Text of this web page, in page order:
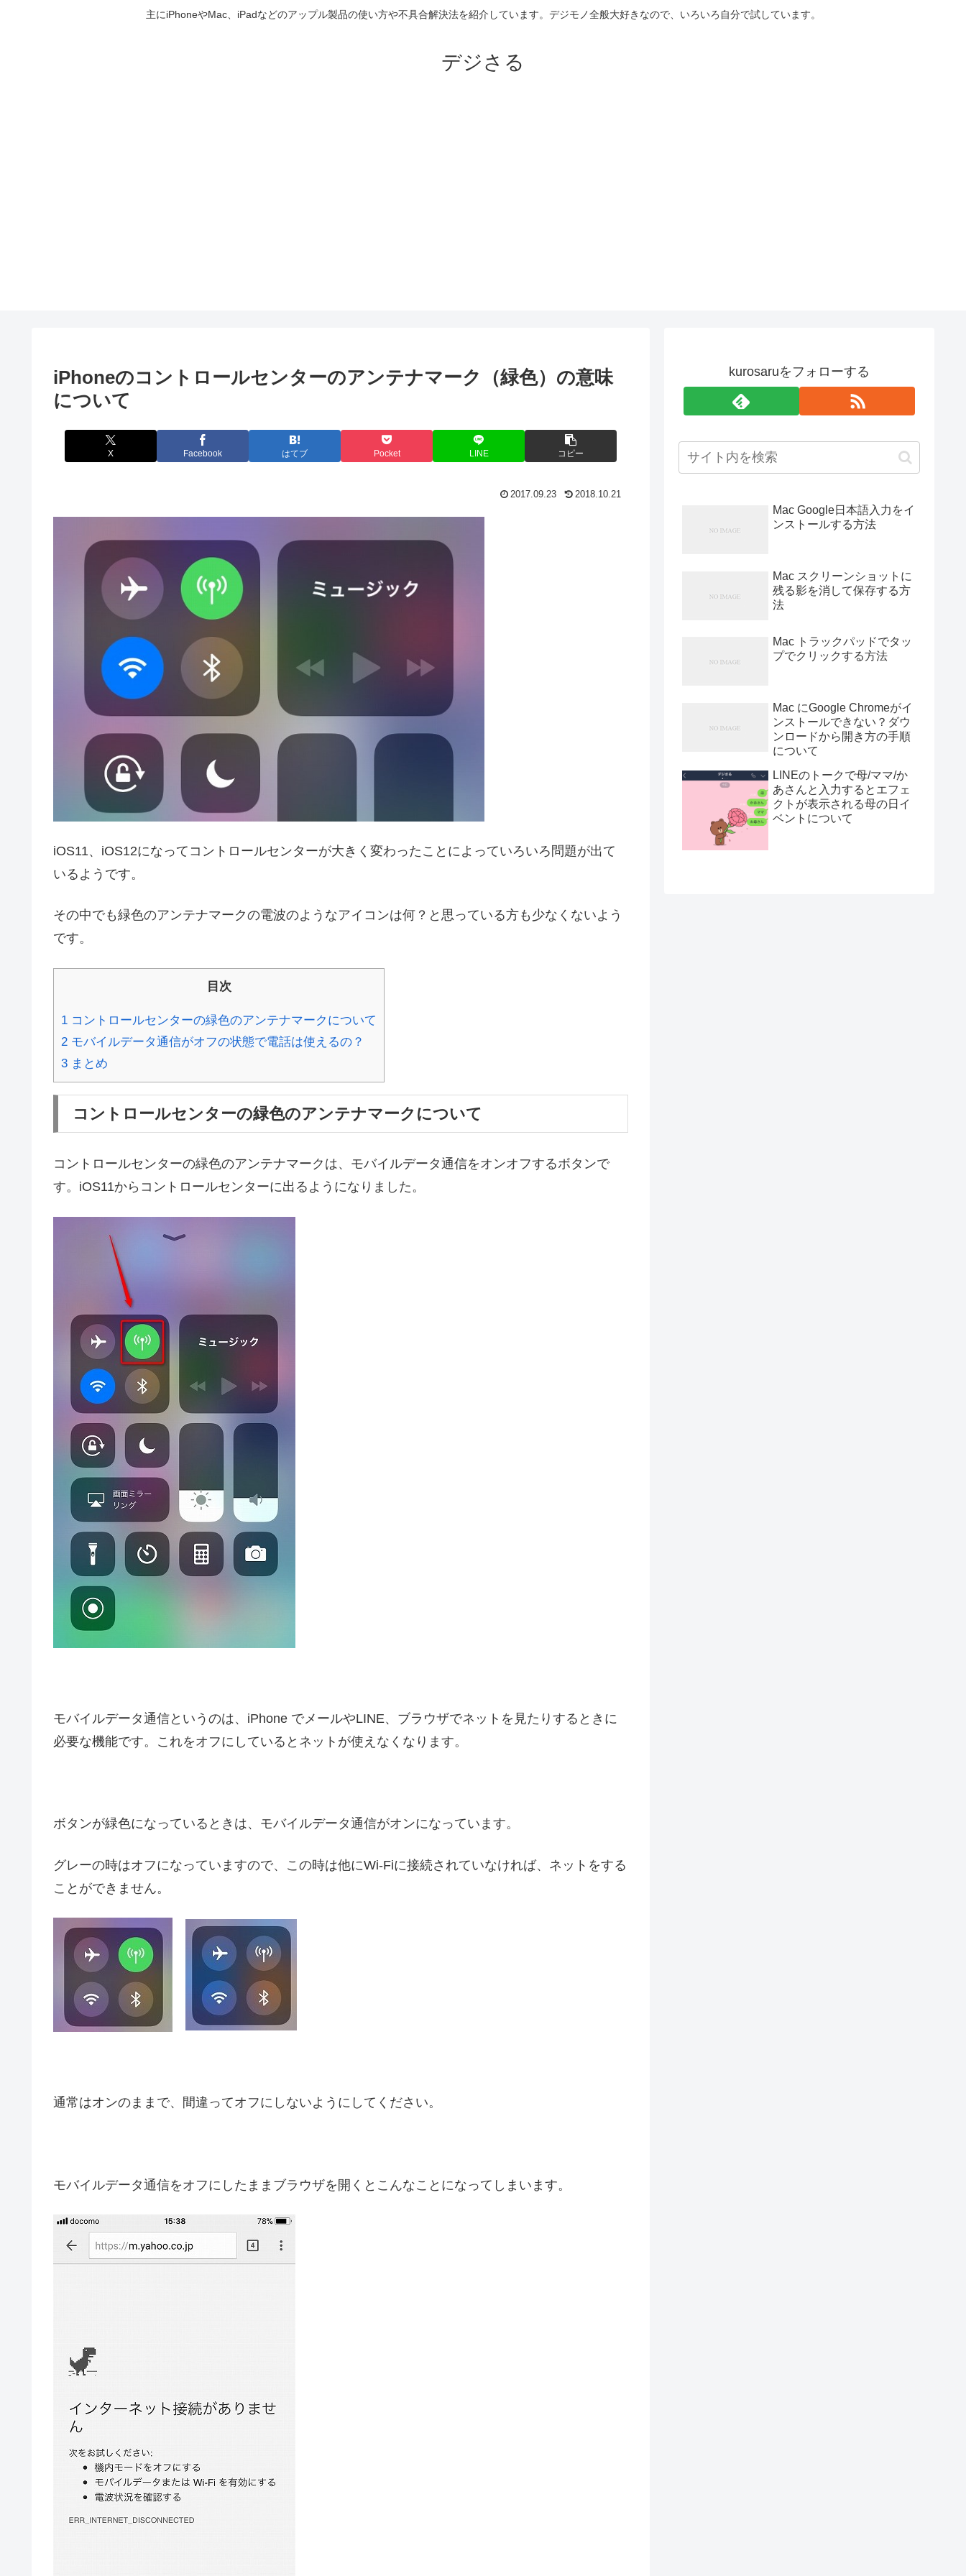
主にiPhoneやMac、iPadなどのアップル製品の使い方や不具合解決法を紹介しています。デジモノ全般大好きなので、いろいろ自分で試しています。
デジさる
iPhoneのコントロールセンターのアンテナマーク（緑色）の意味
について
X Facebook はてブ Pocket LINE コピー
2017.09.23 2018.10.21
iOS11、iOS12になってコントロールセンターが大きく変わったことによっていろいろ問題が出て
いるようです。
その中でも緑色のアンテナマークの電波のようなアイコンは何？と思っている方も少なくないよう
です。
目次
1 コントロールセンターの緑色のアンテナマークについて
2 モバイルデータ通信がオフの状態で電話は使えるの？
3 まとめ
コントロールセンターの緑色のアンテナマークについて
コントロールセンターの緑色のアンテナマークは、モバイルデータ通信をオンオフするボタンで
す。iOS11からコントロールセンターに出るようになりました。
モバイルデータ通信というのは、iPhone でメールやLINE、ブラウザでネットを見たりするときに
必要な機能です。これをオフにしているとネットが使えなくなります。
ボタンが緑色になっているときは、モバイルデータ通信がオンになっています。
グレーの時はオフになっていますので、この時は他にWi-Fiに接続されていなければ、ネットをする
ことができません。
通常はオンのままで、間違ってオフにしないようにしてください。
モバイルデータ通信をオフにしたままブラウザを開くとこんなことになってしまいます。
kurosaruをフォローする
Mac Google日本語入力をイ
ンストールする方法
Mac スクリーンショットに
残る影を消して保存する方
法
Mac トラックパッドでタッ
プでクリックする方法
Mac にGoogle Chromeがイ
ンストールできない？ダウ
ンロードから開き方の手順
について
LINEのトークで母/ママ/か
あさんと入力するとエフェ
クトが表示される母の日イ
ベントについて